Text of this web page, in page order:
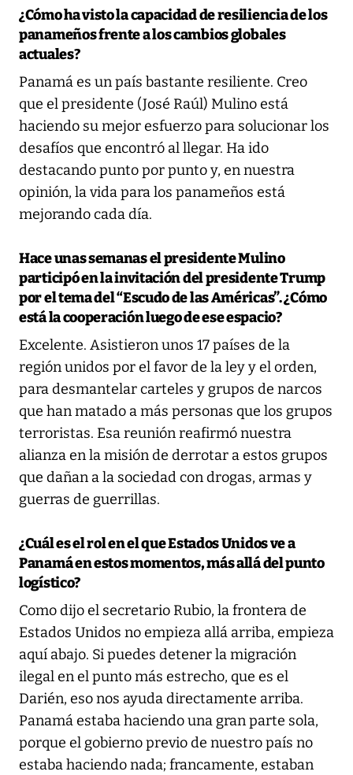
¿Cómo ha visto la capacidad de resiliencia de los
panameños frente a los cambios globales
actuales?
Panamá es un país bastante resiliente. Creo
que el presidente (José Raúl) Mulino está
haciendo su mejor esfuerzo para solucionar los
desafíos que encontró al llegar. Ha ido
destacando punto por punto y, en nuestra
opinión, la vida para los panameños está
mejorando cada día.
Hace unas semanas el presidente Mulino
participó en la invitación del presidente Trump
por el tema del “Escudo de las Américas”. ¿Cómo
está la cooperación luego de ese espacio?
Excelente. Asistieron unos 17 países de la
región unidos por el favor de la ley y el orden,
para desmantelar carteles y grupos de narcos
que han matado a más personas que los grupos
terroristas. Esa reunión reafirmó nuestra
alianza en la misión de derrotar a estos grupos
que dañan a la sociedad con drogas, armas y
guerras de guerrillas.
¿Cuál es el rol en el que Estados Unidos ve a
Panamá en estos momentos, más allá del punto
logístico?
Como dijo el secretario Rubio, la frontera de
Estados Unidos no empieza allá arriba, empieza
aquí abajo. Si puedes detener la migración
ilegal en el punto más estrecho, que es el
Darién, eso nos ayuda directamente arriba.
Panamá estaba haciendo una gran parte sola,
porque el gobierno previo de nuestro país no
estaba haciendo nada; francamente, estaban